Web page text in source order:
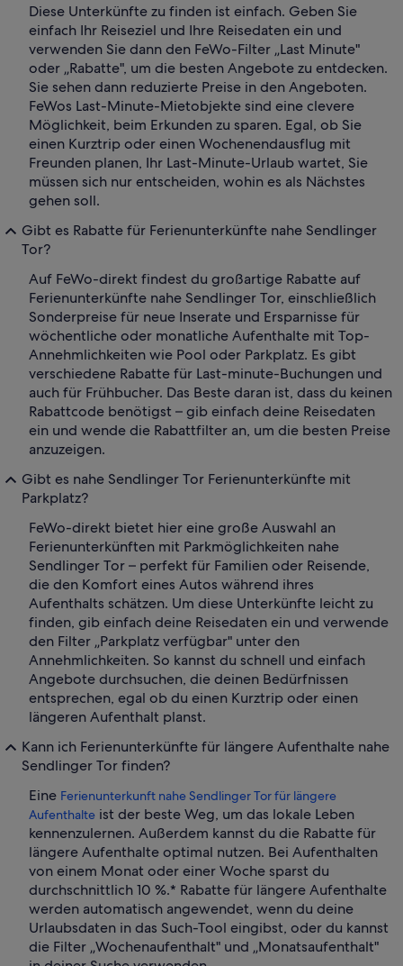
Diese Unterkünfte zu finden ist einfach. Geben Sie
einfach Ihr Reiseziel und Ihre Reisedaten ein und
verwenden Sie dann den FeWo-Filter „Last Minute"
oder „Rabatte", um die besten Angebote zu entdecken.
Sie sehen dann reduzierte Preise in den Angeboten.
FeWos Last-Minute-Mietobjekte sind eine clevere
Möglichkeit, beim Erkunden zu sparen. Egal, ob Sie
einen Kurztrip oder einen Wochenendausflug mit
Freunden planen, Ihr Last-Minute-Urlaub wartet, Sie
müssen sich nur entscheiden, wohin es als Nächstes
gehen soll.
Gibt es Rabatte für Ferienunterkünfte nahe Sendlinger
Tor?
Auf FeWo-direkt findest du großartige Rabatte auf
Ferienunterkünfte nahe Sendlinger Tor, einschließlich
Sonderpreise für neue Inserate und Ersparnisse für
wöchentliche oder monatliche Aufenthalte mit Top-
Annehmlichkeiten wie Pool oder Parkplatz. Es gibt
verschiedene Rabatte für Last-minute-Buchungen und
auch für Frühbucher. Das Beste daran ist, dass du keinen
Rabattcode benötigst – gib einfach deine Reisedaten
ein und wende die Rabattfilter an, um die besten Preise
anzuzeigen.
Gibt es nahe Sendlinger Tor Ferienunterkünfte mit
Parkplatz?
FeWo-direkt bietet hier eine große Auswahl an
Ferienunterkünften mit Parkmöglichkeiten nahe
Sendlinger Tor – perfekt für Familien oder Reisende,
die den Komfort eines Autos während ihres
Aufenthalts schätzen. Um diese Unterkünfte leicht zu
finden, gib einfach deine Reisedaten ein und verwende
den Filter „Parkplatz verfügbar" unter den
Annehmlichkeiten. So kannst du schnell und einfach
Angebote durchsuchen, die deinen Bedürfnissen
entsprechen, egal ob du einen Kurztrip oder einen
längeren Aufenthalt planst.
Kann ich Ferienunterkünfte für längere Aufenthalte nahe
Sendlinger Tor finden?
Eine Ferienunterkunft nahe Sendlinger Tor für längere
Aufenthalte ist der beste Weg, um das lokale Leben
kennenzulernen. Außerdem kannst du die Rabatte für
längere Aufenthalte optimal nutzen. Bei Aufenthalten
von einem Monat oder einer Woche sparst du
durchschnittlich 10 %.* Rabatte für längere Aufenthalte
werden automatisch angewendet, wenn du deine
Urlaubsdaten in das Such-Tool eingibst, oder du kannst
die Filter „Wochenaufenthalt" und „Monatsaufenthalt"